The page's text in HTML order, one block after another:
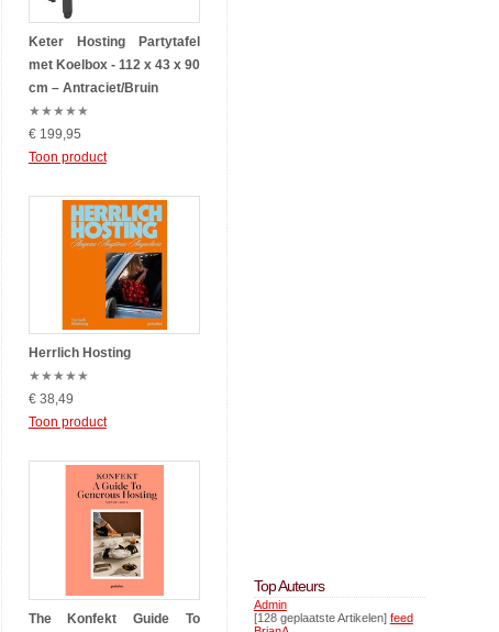
Keter Hosting Partytafel
met Koelbox - 112 x 43 x 90
cm – Antraciet/Bruin
★★★★★
€ 199,95
Toon product
Herrlich Hosting
★★★★★
€ 38,49
Toon product
The Konfekt Guide To
Top Auteurs
Admin
[128 geplaatste Artikelen] feed